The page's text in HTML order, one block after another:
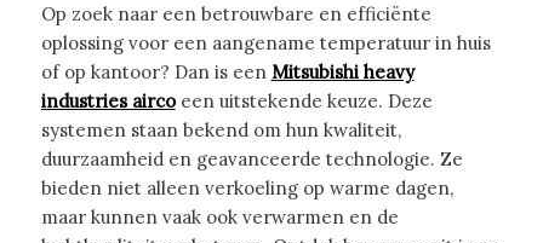
Op zoek naar een betrouwbare en efficiënte
oplossing voor een aangename temperatuur in huis
of op kantoor? Dan is een Mitsubishi heavy
industries aircoeen uitstekende keuze. Deze
systemen staan bekend om hun kwaliteit,
duurzaamheid en geavanceerde technologie. Ze
bieden niet alleen verkoeling op warme dagen,
maar kunnen vaak ook verwarmen en de